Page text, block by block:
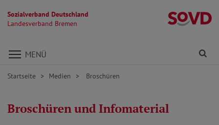
Sozialverband Deutschland
Landesverband Bremen
Direkt zu den Inhalten springen
MENÜ
Startseite Medien Broschüren
Broschüren und Infomaterial